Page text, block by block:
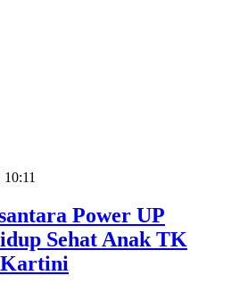
Power UP
Sehat Anak TK